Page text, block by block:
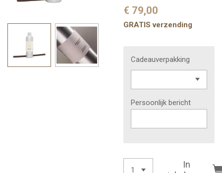
€ 79,00
GRATIS verzending
Cadeauverpakking
Persoonlijk bericht
In